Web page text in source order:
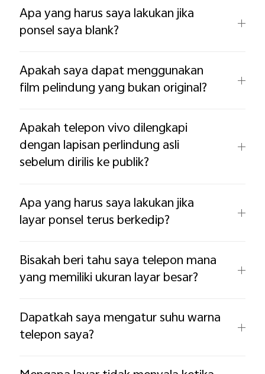
Apa yang harus saya lakukan jika
ponsel saya blank?
Apakah saya dapat menggunakan
film pelindung yang bukan original?
Apakah telepon vivo dilengkapi
dengan lapisan perlindung asli
sebelum dirilis ke publik?
Apa yang harus saya lakukan jika
layar ponsel terus berkedip?
Bisakah beri tahu saya telepon mana
yang memiliki ukuran layar besar?
Dapatkah saya mengatur suhu warna
telepon saya?